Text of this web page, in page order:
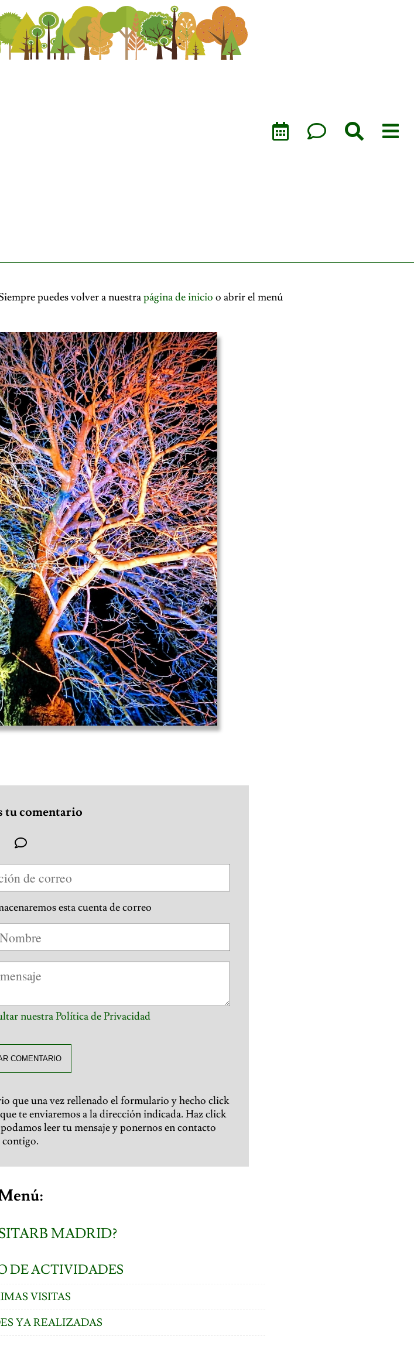
puedes volver a nuestrapágina de inicio o abrir el menú
tu comentario
esta cuenta de correo
nuestra Política de Privacidad
COMENTARIO
que una vez rellenado el formulario y hecho click
te enviaremos a la dirección indicada. Haz click
leer tu mensaje y ponernos en contacto
contigo.
MADRID?
DE ACTIVIDADES
VISITAS
YA REALIZADAS